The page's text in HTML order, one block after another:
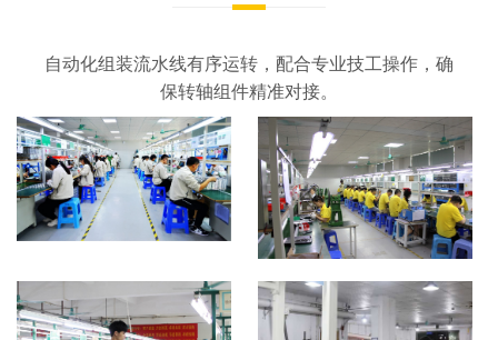
自动化组装流水线有序运转，配合专业技工操作，确
保转轴组件精准对接。